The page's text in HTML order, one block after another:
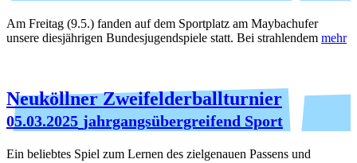
Am Freitag (9.5.) fanden auf dem Sportplatz am Maybachufer
unsere diesjährigen Bundesjugendspiele statt. Bei strahlendem mehr
Neuköllner Zweifelderballturnier
05.03.2025 jahrgangsübergreifend Sport
Ein beliebtes Spiel zum Lernen des zielgenauen Passens und